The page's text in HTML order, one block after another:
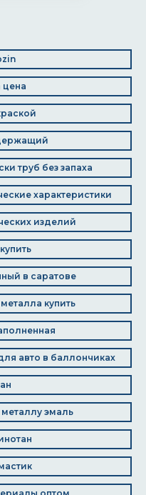
цена
труб без запаха
характеристики
изделий
в саратове
купить
авто в баллончиках
эмаль